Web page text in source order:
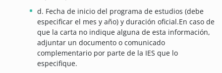
d. Fecha de inicio del programa de estudios (debe
especificar el mes y año) y duración oficial.En caso de
que la carta no indique alguna de esta información,
adjuntar un documento o comunicado
complementario por parte de la IES que lo
especifique.